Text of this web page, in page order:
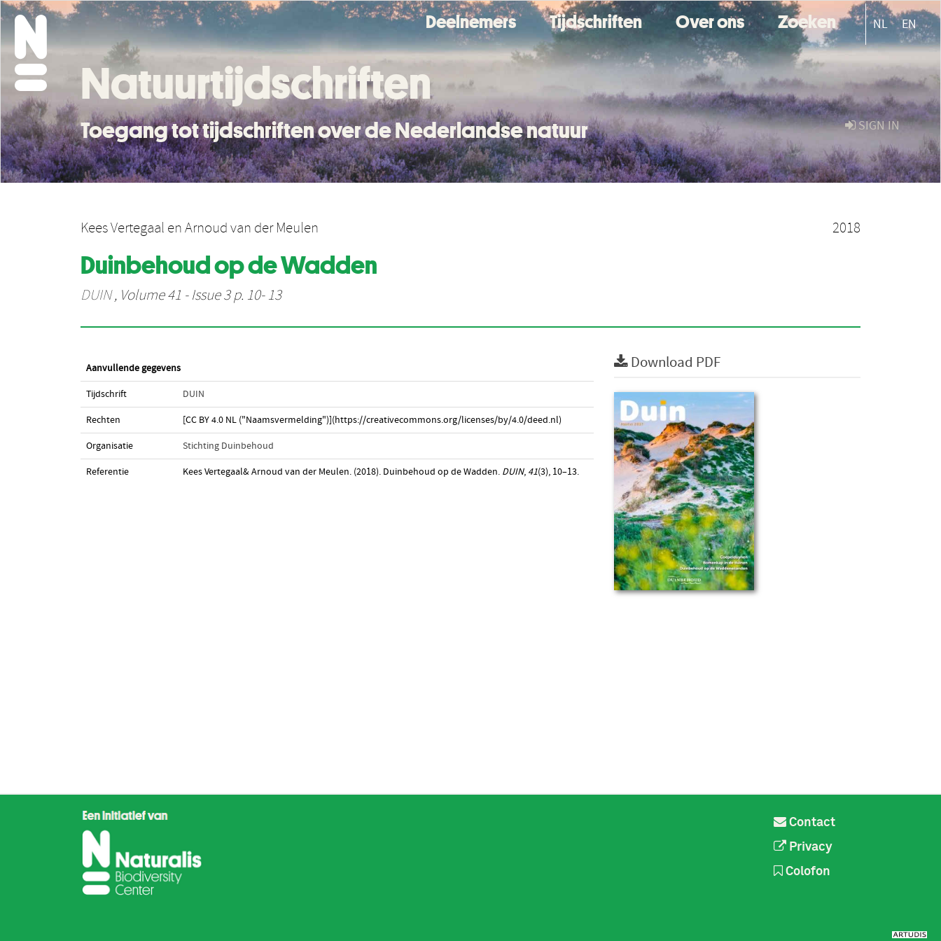
Deelnemers Tijdschriften Over ons Zoeken NL EN
SIGN IN
Natuurtijdschriften
Toegang tot tijdschriften over de Nederlandse natuur
Kees Vertegaal en Arnoud van der Meulen 2018
Duinbehoud op de Wadden
DUIN, Volume 41 - Issue 3 p. 10- 13
Aanvullende gegevens
Tijdschrift DUIN
Rechten [CC BY 4.0 NL ("Naamsvermelding")](https://creativecommons.org/licenses/by/4.0/deed.nl)
Organisatie Stichting Duinbehoud
Referentie Kees Vertegaal& Arnoud van der Meulen. (2018). Duinbehoud op de Wadden. DUIN, 41(3), 10–13.
Download PDF
Contact
Privacy
Colofon